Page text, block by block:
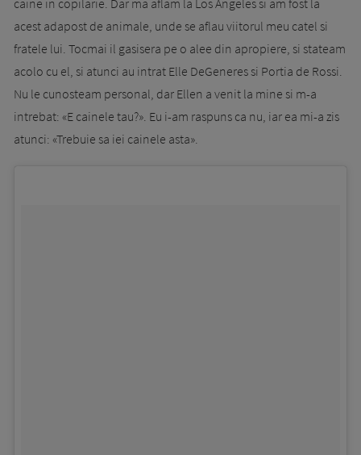
acest adapost de animale, unde se aflau viitorul meu catel si
fratele lui. Tocmai il gasisera pe o alee din apropiere, si stateam
acolo cu el, si atunci au intrat Elle DeGeneres si Portia de Rossi.
Nu le cunosteam personal, dar Ellen a venit la mine si m-a
intrebat: «E cainele tau?». Eu i-am raspuns ca nu, iar ea mi-a zis
atunci: «Trebuie sa iei cainele asta».